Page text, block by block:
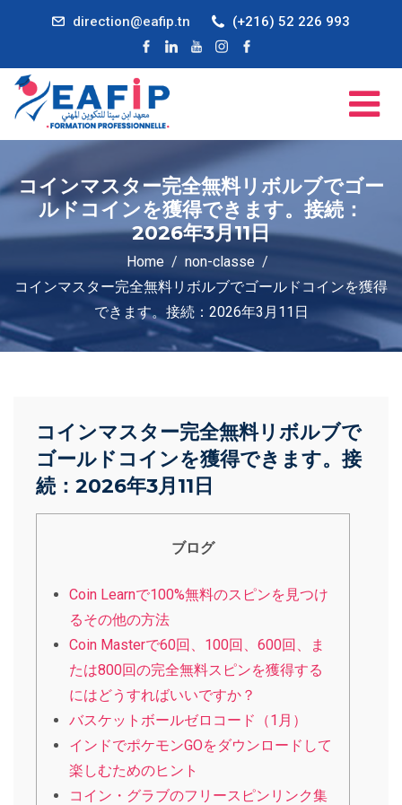
direction@eafip.tn (+216) 52 226 993
コインマスター完全無料リボルブでゴー
ルドコインを獲得できます。接続：
2026年3月11日
Home
non-classe
コインマスター完全無料リボルブでゴールドコインを獲得
できます。接続：2026年3月11日
コインマスター完全無料リボルブで
ゴールドコインを獲得できます。接
続：2026年3月11日
ブログ
Coin Learnで100%無料のスピンを見つけ
るその他の方法
Coin Masterで60回、100回、600回、ま
たは800回の完全無料スピンを獲得する
にはどうすればいいですか？
バスケットボールゼロコード（1月）
インドでポケモンGOをダウンロードして
楽しむためのヒント
コイン・グラブのフリースピンリンク集